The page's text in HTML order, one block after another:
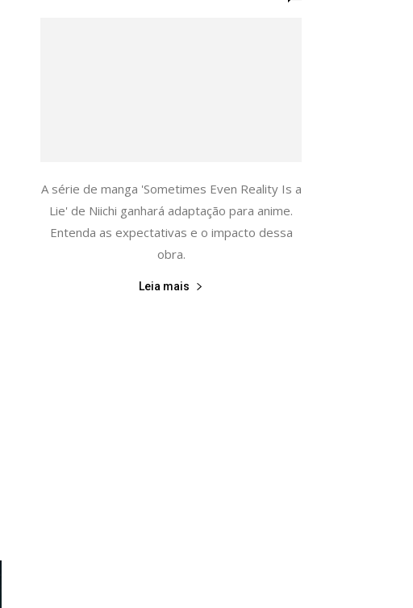
A série de manga 'Sometimes Even Reality Is a
Lie' de Niichi ganhará adaptação para anime.
Entenda as expectativas e o impacto dessa
obra.
Leia mais